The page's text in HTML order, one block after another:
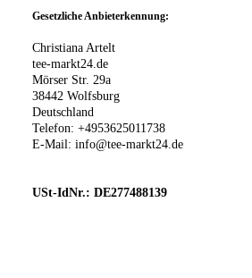
Gesetzliche Anbieterkennung:
Christiana Artelt
tee-markt24.de
Mörser Str. 29a
38442 Wolfsburg
Deutschland
Telefon: +4953625011738
E-Mail: info@tee-markt24.de
USt-IdNr.: DE277488139